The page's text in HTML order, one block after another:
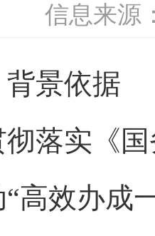
信息来源
景依据
实《国
高效办成